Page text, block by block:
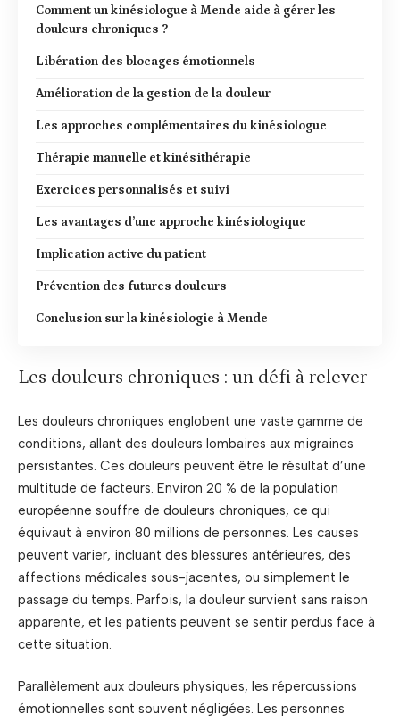
Comment un kinésiologue à Mende aide à gérer les
douleurs chroniques ?
Libération des blocages émotionnels
Amélioration de la gestion de la douleur
Les approches complémentaires du kinésiologue
Thérapie manuelle et kinésithérapie
Exercices personnalisés et suivi
Les avantages d’une approche kinésiologique
Implication active du patient
Prévention des futures douleurs
Conclusion sur la kinésiologie à Mende
Les douleurs chroniques : un défi à relever
Les douleurs chroniques englobent une vaste gamme de
conditions, allant des douleurs lombaires aux migraines
persistantes. Ces douleurs peuvent être le résultat d’une
multitude de facteurs. Environ 20 % de la population
européenne souffre de douleurs chroniques, ce qui
équivaut à environ 80 millions de personnes. Les causes
peuvent varier, incluant des blessures antérieures, des
affections médicales sous-jacentes, ou simplement le
passage du temps. Parfois, la douleur survient sans raison
apparente, et les patients peuvent se sentir perdus face à
cette situation.
Parallèlement aux douleurs physiques, les répercussions
émotionnelles sont souvent négligées. Les personnes